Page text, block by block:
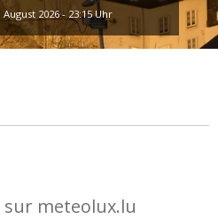
2026 - 23:15 Uhr
meteolux.lu